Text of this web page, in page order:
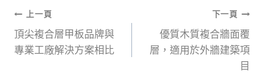
文
章
上一頁
頂尖複合層甲板品牌與
專業工廠解決方案相比
下一頁
優質木質複合牆面覆
層，適用於外牆建築項
目